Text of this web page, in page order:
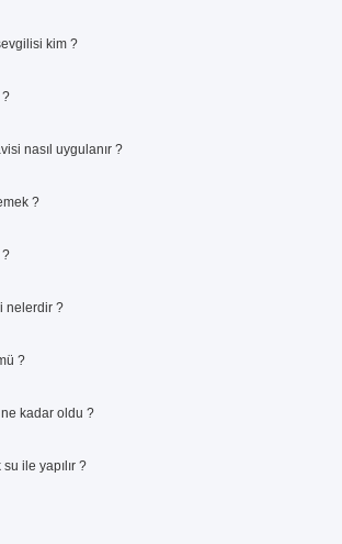
kim ?
?
nasıl uygulanır ?
?
?
nelerdir ?
?
ne kadar oldu ?
ile yapılır ?